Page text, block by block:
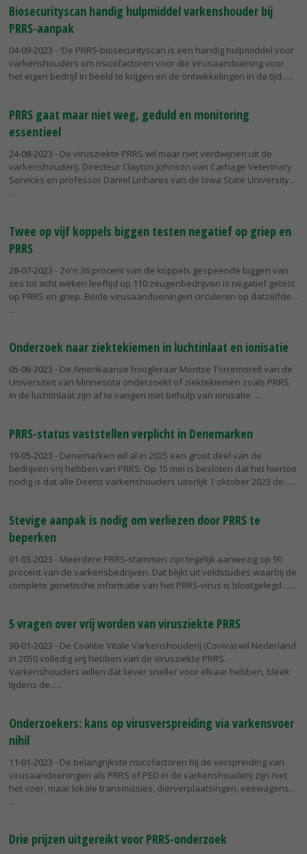
Biosecurityscan handig hulpmiddel varkenshouder bij
PRRS-aanpak
04-09-2023 - 'De PRRS-biosecurityscan is een handig hulpmiddel voor
varkenshouders om risicofactoren voor die virusaandoening voor
het eigen bedrijf in beeld te krijgen en de ontwikkelingen in de tijd...
PRRS gaat maar niet weg, geduld en monitoring
essentieel
24-08-2023 - De virusziekte PRRS wil maar niet verdwijnen uit de
varkenshouderij. Directeur Clayton Johnson van Carhage Veterinary
Services en professor Daniel Linhares van de Iowa State University...
Twee op vijf koppels biggen testen negatief op griep en
PRRS
28-07-2023 - Zo'n 36 procent van de koppels gespeende biggen van
zes tot acht weken leeftijd op 110 zeugenbedrijven is negatief getest
op PRRS en griep. Beide virusaandoeningen circuleren op datzelfde...
Onderzoek naar ziektekiemen in luchtinlaat en ionisatie
05-06-2023 - De Amerikaanse hoogleraar Montse Torremorell van de
Universiteit van Minnesota onderzoekt of ziektekiemen zoals PRRS
in de luchtinlaat zijn af te vangen met behulp van ionisatie.
PRRS-status vaststellen verplicht in Denemarken
19-05-2023 - Denemarken wil al in 2025 een groot deel van de
bedrijven vrij hebben van PRRS. Op 15 mei is besloten dat het hiertoe
nodig is dat alle Deens varkenshouders uiterlijk 1 oktober 2023 de...
Stevige aanpak is nodig om verliezen door PRRS te
beperken
01-03-2023 - Meerdere PRRS-stammen zijn tegelijk aanwezig op 90
procent van de varkensbedrijven. Dat blijkt uit veldstudies waarbij de
complete genetische informatie van het PRRS-virus is blootgelegd....
5 vragen over vrij worden van virusziekte PRRS
30-01-2023 - De Coalitie Vitale Varkenshouderij (Coviva) wil Nederland
in 2050 volledig vrij hebben van de virusziekte PRRS.
Varkenshouders willen dat liever sneller voor elkaar hebben, bleek
tijdens de...
Onderzoekers: kans op virusverspreiding via varkensvoer
nihil
11-01-2023 - De belangrijkste risicofactoren bij de verspreiding van
virusaandoeningen als PRRS of PED in de varkenshouderij zijn niet
het voer, maar lokale transmissies, dierverplaatsingen, veewagens...
Drie prijzen uitgereikt voor PRRS-onderzoek